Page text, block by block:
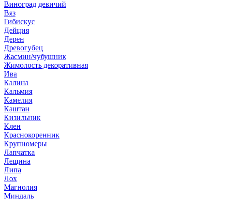
Виноград девичий
Вяз
Гибискус
Дейция
Дерен
Древогубец
Жасмин/чубушник
Жимолость декоративная
Ива
Калина
Кальмия
Камелия
Каштан
Кизильник
Клен
Краснокоренник
Крупномеры
Лапчатка
Лещина
Липа
Лох
Магнолия
Миндаль